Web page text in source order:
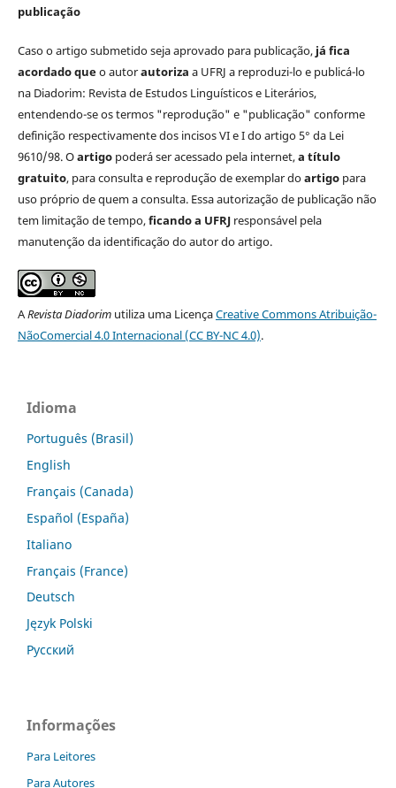
publicação
Caso o artigo submetido seja aprovado para publicação, já fica
acordado queo autorautoriza a UFRJ a reproduzi-lo e publicá-lo
na Diadorim: Revista de Estudos Linguísticos e Literários,
entendendo-se os termos "reprodução" e "publicação" conforme
definição respectivamente dos incisos VI e I do artigo 5° da Lei
9610/98. Oartigopoderá ser acessado pela internet,a título
gratuito, para consulta e reprodução de exemplar doartigopara
uso próprio de quem a consulta. Essa autorização de publicação não
tem limitação de tempo,ficando a UFRJresponsável pela
manutenção da identificação do autor do artigo.
ARevista Diadorimutiliza uma LicençaCreative Commons Atribuição-
NãoComercial 4.0 Internacional (CC BY-NC 4.0).
Idioma
Português (Brasil)
English
Français (Canada)
Español (España)
Italiano
Français (France)
Deutsch
Język Polski
Русский
Informações
Para Leitores
Para Autores